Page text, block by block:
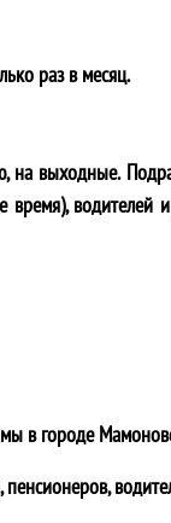
раз в месяц.
выходные.
в городе
пенсионеров,